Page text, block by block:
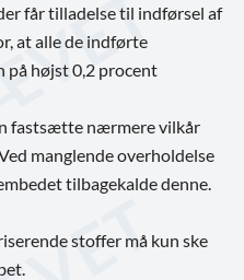
får tilladelse til indførsel af
at alle de indførte
højst 0,2 procent
fastsætte nærmere vilkår
manglende overholdelse
tilbagekalde denne.
stoffer må kun ske